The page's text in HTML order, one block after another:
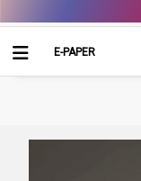
E-PAPER